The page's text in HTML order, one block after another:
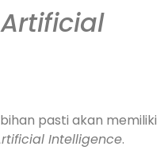
Artificial
pasti akan memiliki
Intelligence.